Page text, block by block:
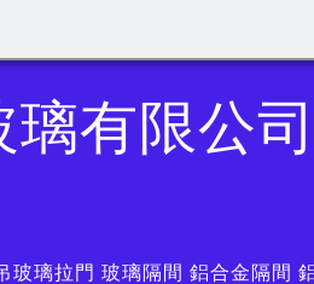
璃有限公
玻璃拉門 玻璃隔間 鋁合金隔間